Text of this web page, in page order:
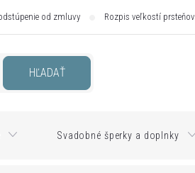
od zmluvy Rozpis veľkostí prsteňov
HĽADAŤ
Svadobné šperky a doplnky